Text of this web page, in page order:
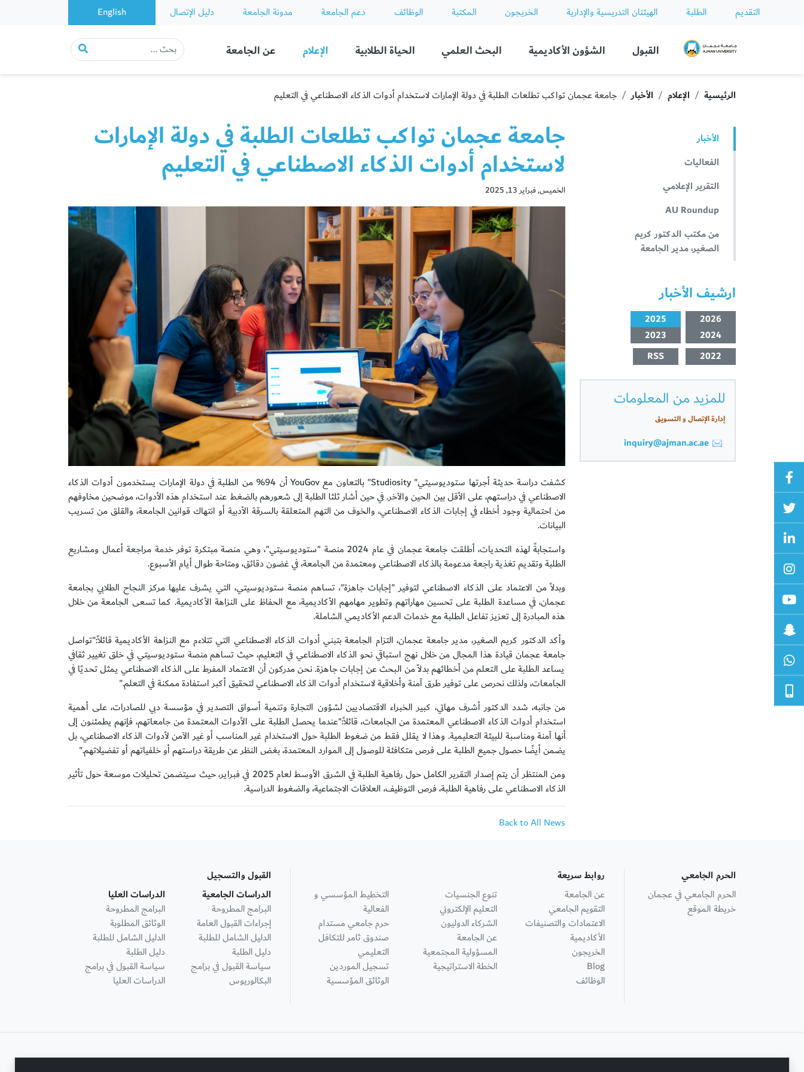
التقديم الطلبة الهيئتان التدريسية والإدارية الخريجون المكتبة الوظائف دعم الجامعة مدونة الجامعة دليل الإتصال English
Ajman University
القبول الشؤون الأكاديمية البحث العلمي الحياة الطلابية الإعلام عن الجامعة
الرئيسية الإعلام الأخبار جامعة عجمان تواكب تطلعات الطلبة في دولة الإمارات لاستخدام أدوات الذكاء الاصطناعي في التعليم
الأخبار
الفعاليات
التقرير الإعلامي
AU Roundup
من مكتب الدكتور كريم
الصغير، مدير الجامعة
ارشيف الأخبار
2026
2025
2024
2023
2022
RSS
للمزيد من المعلومات
إدارة الإتصال و التسويق
inquiry@ajman.ac.ae
جامعة عجمان تواكب تطلعات الطلبة في دولة الإمارات
لاستخدام أدوات الذكاء الاصطناعي في التعليم
الخميس, فبراير 13, 2025
كشفت دراسة حديثة أجرتها ستوديوسيتي" Studiosity" بالتعاون مع YouGov أن 94% من الطلبة في دولة الإمارات يستخدمون أدوات الذكاء
الاصطناعي في دراستهم، على الأقل بين الحين والآخر. في حين أشار ثلثا الطلبة إلى شعورهم بالضغط عند استخدام هذه الأدوات، موضحين مخاوفهم
من احتمالية وجود أخطاء في إجابات الذكاء الاصطناعي، والخوف من التهم المتعلقة بالسرقة الأدبية أو انتهاك قوانين الجامعة، والقلق من تسريب
البيانات.
واستجابةً لهذه التحديات، أطلقت جامعة عجمان في عام 2024 منصة "ستوديوسيتي"، وهي منصة مبتكرة توفر خدمة مراجعة أعمال ومشاريع
الطلبة وتقديم تغذية راجعة مدعومة بالذكاء الاصطناعي ومعتمدة من الجامعة، في غضون دقائق، ومتاحة طوال أيام الأسبوع.
وبدلاً من الاعتماد على الذكاء الاصطناعي لتوفير "إجابات جاهزة"، تساهم منصة ستوديوسيتي، التي يشرف عليها مركز النجاح الطلابي بجامعة
عجمان، في مساعدة الطلبة على تحسين مهاراتهم وتطوير مهامهم الأكاديمية، مع الحفاظ على النزاهة الأكاديمية. كما تسعى الجامعة من خلال
هذه المبادرة إلى تعزيز تفاعل الطلبة مع خدمات الدعم الأكاديمي الشاملة.
وأكد الدكتور كريم الصغير، مدير جامعة عجمان، التزام الجامعة بتبني أدوات الذكاء الاصطناعي التي تتلاءم مع النزاهة الأكاديمية قائلاً:"تواصل
جامعة عجمان قيادة هذا المجال من خلال نهج استباقي نحو الذكاء الاصطناعي في التعليم، حيث تساهم منصة ستوديوسيتي في خلق تغيير ثقافي
يساعد الطلبة على التعلم من أخطائهم بدلاً من البحث عن إجابات جاهزة. نحن مدركون أن الاعتماد المفرط على الذكاء الاصطناعي يمثل تحديًا في
الجامعات، ولذلك نحرص على توفير طرق آمنة وأخلاقية لاستخدام أدوات الذكاء الاصطناعي لتحقيق أكبر استفادة ممكنة في التعلم."
من جانبه، شدد الدكتور أشرف مهاتي، كبير الخبراء الاقتصاديين لشؤون التجارة وتنمية أسواق التصدير في مؤسسة دبي للصادرات، على أهمية
استخدام أدوات الذكاء الاصطناعي المعتمدة من الجامعات، قائلاً:"عندما يحصل الطلبة على الأدوات المعتمدة من جامعاتهم، فإنهم يطمئنون إلى
أنها آمنة ومناسبة للبيئة التعليمية. وهذا لا يقلل فقط من ضغوط الطلبة حول الاستخدام غير المناسب أو غير الآمن لأدوات الذكاء الاصطناعي، بل
يضمن أيضًا حصول جميع الطلبة على فرص متكافئة للوصول إلى الموارد المعتمدة، بغض النظر عن طريقة دراستهم أو خلفياتهم أو تفضيلاتهم."
ومن المنتظر أن يتم إصدار التقرير الكامل حول رفاهية الطلبة في الشرق الأوسط لعام 2025 في فبراير، حيث سيتضمن تحليلات موسعة حول تأثير
الذكاء الاصطناعي على رفاهية الطلبة، فرص التوظيف، العلاقات الاجتماعية، والضغوط الدراسية.
Back to All News
الحرم الجامعي
الحرم الجامعي في عجمان
خريطة الموقع
روابط سريعة
عن الجامعة
التقويم الجامعي
الاعتمادات والتصنيفات
الأكاديمية
الخريجون
Blog
الوظائف
تنوع الجنسيات
التعليم الإلكتروني
الشركاء الدوليون
عن الجامعة
المسؤولية المجتمعية
الخطة الاستراتيجية
التخطيط المؤسسي و
الفعالية
حرم جامعي مستدام
صندوق ثامر للتكافل
التعليمي
تسجيل الموردين
الوثائق المؤسسية
القبول والتسجيل
الدراسات الجامعية
البرامج المطروحة
إجراءات القبول العامة
الدليل الشامل للطلبة
دليل الطلبة
سياسة القبول في برامج
البكالوريوس
الدراسات العليا
البرامج المطروحة
الوثائق المطلوبة
الدليل الشامل للطلبة
دليل الطلبة
سياسة القبول في برامج
الدراسات العليا